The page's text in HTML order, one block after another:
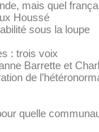
mais quel
Houssé
sous la loupe
: trois voix
Barrette et
de
quelle